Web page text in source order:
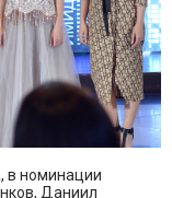
в номинации
Даниил